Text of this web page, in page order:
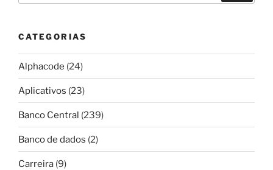
CATEGORIAS
Alphacode (24)
Aplicativos (23)
Banco Central (239)
Banco de dados (2)
Carreira (9)